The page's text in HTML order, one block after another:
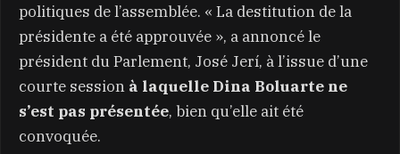
politiques de l’assemblée. « La destitution de la
présidente a été approuvée », a annoncé le
président du Parlement, José Jerí, à l’issue d’une
courte session à laquelle Dina Boluarte ne
s’est pas présentée, bien qu’elle ait été
convoquée.